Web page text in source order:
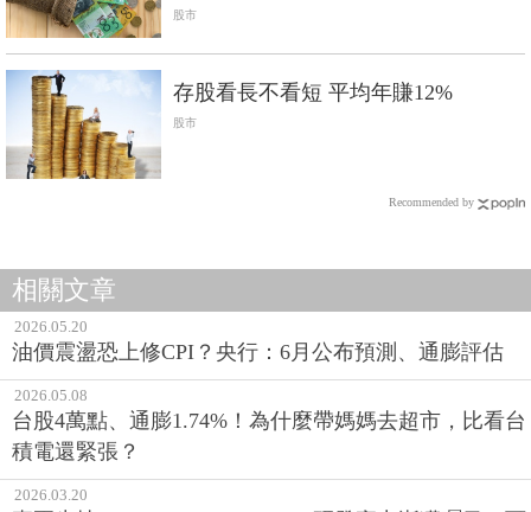
以買澳幣！
股市
存股看長不看短 平均年賺12%
股市
Recommended by
相關文章
2026.05.20
油價震盪恐上修CPI？央行：6月公布預測、通膨評估
2026.05.08
台股4萬點、通膨1.74%！為什麼帶媽媽去超市，比看台
積電還緊張？
2026.03.20